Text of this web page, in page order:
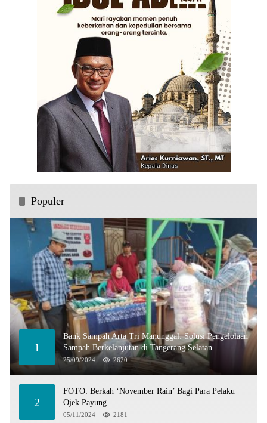
Populer
1
Bank Sampah Arta Tri Manunggal: Solusi Pengelolaan
Sampah Berkelanjutan di Tangerang Selatan
25/09/2024 2620
2
FOTO: Berkah ‘November Rain’ Bagi Para Pelaku
Ojek Payung
05/11/2024 2181